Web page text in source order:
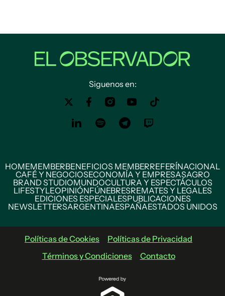
Siguenos en:
HOMEMEMBERBENEFICIOS MEMBERREFERÍNACIONAL
CAFÉ Y NEGOCIOSECONOMÍA Y EMPRESASAGRO
BRAND STUDIOMUNDOCULTURA Y ESPECTÁCULOS
LIFESTYLEOPINIÓNFÚNEBRESREMATES Y LEGALES
EDICIONES ESPECIALESPUBLICACIONES
NEWSLETTERSARGENTINAESPAÑAESTADOS UNIDOS
Políticas de Cookies
Políticas de Privacidad
Términos y Condiciones
Contacto